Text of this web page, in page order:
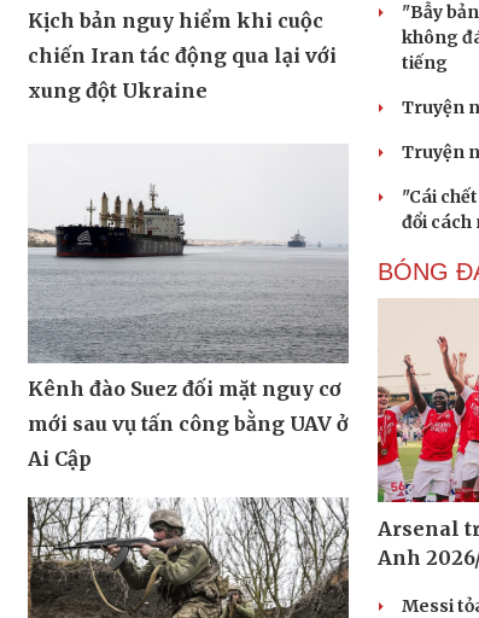
Kịch bản nguy hiểm khi cuộc
chiến Iran tác động qua lại với
xung đột Ukraine
Kênh đào Suez đối mặt nguy cơ
mới sau vụ tấn công bằng UAV ở
Ai Cập
"Bẫy
không
tiếng
Truyện
Truyện
"Cái
đổi cách
BÓNG
Arsenal
Anh
Messi